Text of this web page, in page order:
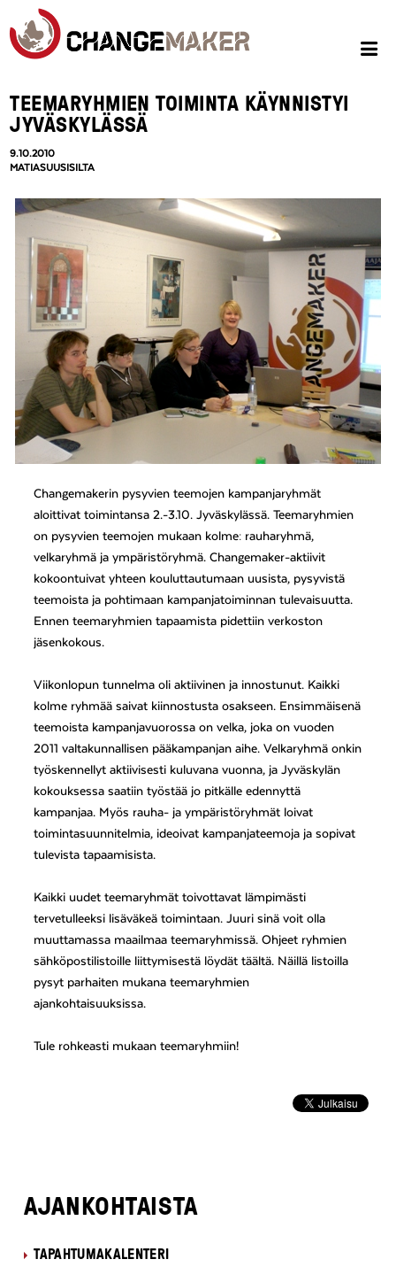
TEEMARYHMIEN TOIMINTA KÄYNNISTYI
JYVÄSKYLÄSSÄ
9.10.2010
MATIASUUSISILTA
Changemakerin pysyvien teemojen kampanjaryhmät
aloittivat toimintansa 2.-3.10. Jyväskylässä. Teemaryhmien
on pysyvien teemojen mukaan kolme: rauharyhmä,
velkaryhmä ja ympäristöryhmä. Changemaker-aktiivit
kokoontuivat yhteen kouluttautumaan uusista, pysyvistä
teemoista ja pohtimaan kampanjatoiminnan tulevaisuutta.
Ennen teemaryhmien tapaamista pidettiin verkoston
jäsenkokous.
Viikonlopun tunnelma oli aktiivinen ja innostunut. Kaikki
kolme ryhmää saivat kiinnostusta osakseen. Ensimmäisenä
teemoista kampanjavuorossa on velka, joka on vuoden
2011 valtakunnallisen pääkampanjan aihe. Velkaryhmä onkin
työskennellyt aktiivisesti kuluvana vuonna, ja Jyväskylän
kokouksessa saatiin työstää jo pitkälle edennyttä
kampanjaa. Myös rauha- ja ympäristöryhmät loivat
toimintasuunnitelmia, ideoivat kampanjateemoja ja sopivat
tulevista tapaamisista.
Kaikki uudet teemaryhmät toivottavat lämpimästi
tervetulleeksi lisäväkeä toimintaan. Juuri sinä voit olla
muuttamassa maailmaa teemaryhmissä. Ohjeet ryhmien
sähköpostilistoille liittymisestä löydät täältä. Näillä listoilla
pysyt parhaiten mukana teemaryhmien
ajankohtaisuuksissa.
Tule rohkeasti mukaan teemaryhmiin!
AJANKOHTAISTA
TAPAHTUMAKALENTERI